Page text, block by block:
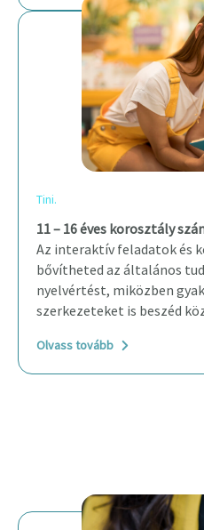
Tini.
11 – 16 éves korosztály
Az interaktív feladatok és
bővítheted az általános
nyelvértést, miközben
szerkezeteket is beszéd
Olvass tovább